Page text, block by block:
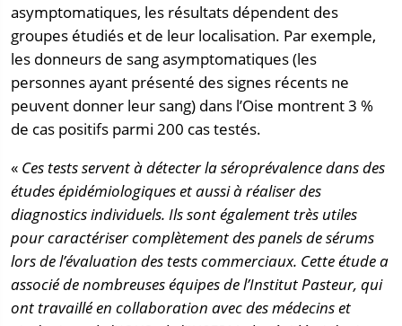
asymptomatiques, les résultats dépendent des
groupes étudiés et de leur localisation. Par exemple,
les donneurs de sang asymptomatiques (les
personnes ayant présenté des signes récents ne
peuvent donner leur sang) dans l’Oise montrent 3 %
de cas positifs parmi 200 cas testés.
« Ces tests servent à détecter la séroprévalence dans des
études épidémiologiques et aussi à réaliser des
diagnostics individuels. Ils sont également très utiles
pour caractériser complètement des panels de sérums
lors de l’évaluation des tests commerciaux. Cette étude a
associé de nombreuses équipes de l’Institut Pasteur, qui
ont travaillé en collaboration avec des médecins et